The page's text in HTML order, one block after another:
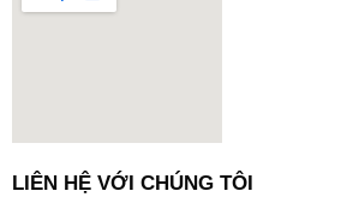
embedgooglemap.net
LIÊN HỆ VỚI CHÚNG TÔI